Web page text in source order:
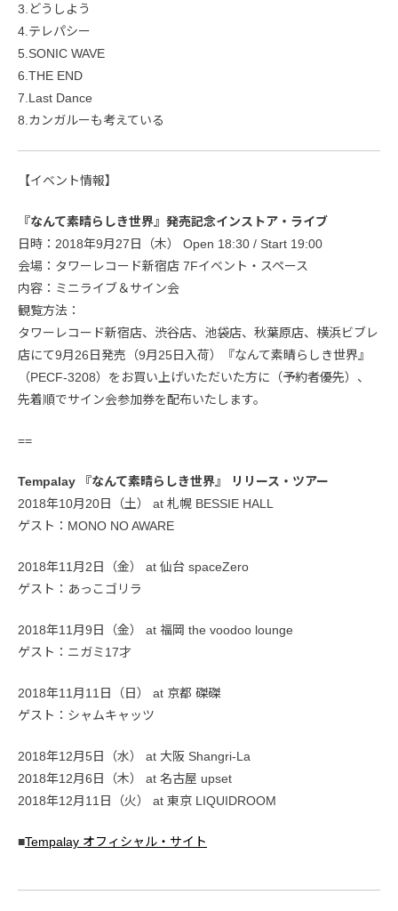
3.どうしよう
4.テレパシー
5.SONIC WAVE
6.THE END
7.Last Dance
8.カンガルーも考えている
【イベント情報】
『なんて素晴らしき世界』発売記念インストア・ライブ
日時：2018年9月27日（木） Open 18:30 / Start 19:00
会場：タワーレコード新宿店 7Fイベント・スペース
内容：ミニライブ＆サイン会
観覧方法：
タワーレコード新宿店、渋谷店、池袋店、秋葉原店、横浜ビブレ
店にて9月26日発売（9月25日入荷）『なんて素晴らしき世界』
（PECF-3208）をお買い上げいただいた方に（予約者優先）、
先着順でサイン会参加券を配布いたします。
==
Tempalay 『なんて素晴らしき世界』 リリース・ツアー
2018年10月20日（土） at 札幌 BESSIE HALL
ゲスト：MONO NO AWARE
2018年11月2日（金） at 仙台 spaceZero
ゲスト：あっこゴリラ
2018年11月9日（金） at 福岡 the voodoo lounge
ゲスト：ニガミ17才
2018年11月11日（日） at 京都 磔磔
ゲスト：シャムキャッツ
2018年12月5日（水） at 大阪 Shangri-La
2018年12月6日（木） at 名古屋 upset
2018年12月11日（火） at 東京 LIQUIDROOM
■Tempalay オフィシャル・サイト